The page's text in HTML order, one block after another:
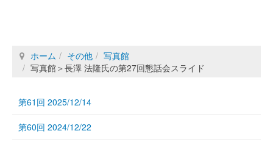
ホーム その他
写真館
写真館＞長澤 法隆氏の第27回懇話会スライド
第61回 2025/12/14
第60回 2024/12/22